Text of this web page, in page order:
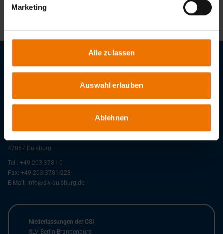
Marketing
Alle zulassen
Auswahl erlauben
Ablehnen
Stellenangebote
GSI – Gesellschaft für Schweißtechnik International mbH
Bismarckstr. 85
47057 Duisburg
Tel.: +49 203 3781-0
Fax: +49 203 3781-228
E-Mail: info@slv-duisburg.de
Niederlassungen der GSI
SLV Berlin-Brandenburg